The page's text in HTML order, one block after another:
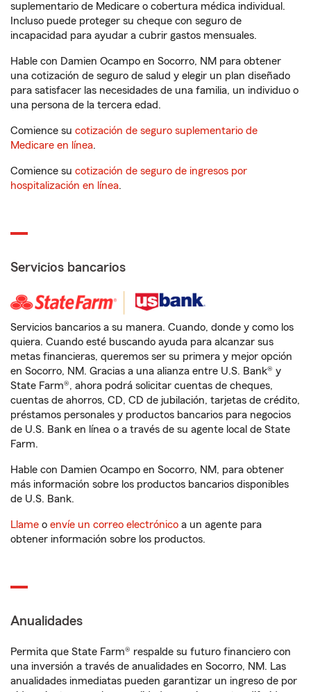
suplementario de Medicare o cobertura médica individual.
Incluso puede proteger su cheque con seguro de
incapacidad para ayudar a cubrir gastos mensuales.
Hable con Damien Ocampo en Socorro, NM para obtener
una cotización de seguro de salud y elegir un plan diseñado
para satisfacer las necesidades de una familia, un individuo o
una persona de la tercera edad.
Comience su cotización de seguro suplementario de
Medicare en línea.
Comience su cotización de seguro de ingresos por
hospitalización en línea.
Servicios bancarios
Servicios bancarios a su manera. Cuando, donde y como los
quiera. Cuando esté buscando ayuda para alcanzar sus
metas financieras, queremos ser su primera y mejor opción
en Socorro, NM. Gracias a una alianza entre U.S. Bank® y
State Farm®, ahora podrá solicitar cuentas de cheques,
cuentas de ahorros, CD, CD de jubilación, tarjetas de crédito,
préstamos personales y productos bancarios para negocios
de U.S. Bank en línea o a través de su agente local de State
Farm.
Hable con Damien Ocampo en Socorro, NM, para obtener
más información sobre los productos bancarios disponibles
de U.S. Bank.
Llame o envíe un correo electrónico a un agente para
obtener información sobre los productos.
Anualidades
Permita que State Farm® respalde su futuro financiero con
una inversión a través de anualidades en Socorro, NM. Las
anualidades inmediatas pueden garantizar un ingreso de por